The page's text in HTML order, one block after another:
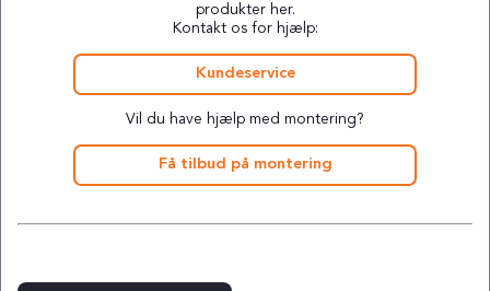
produkter her.
Kontakt os for hjælp:
Kundeservice
Vil du have hjælp med montering?
Få tilbud på montering